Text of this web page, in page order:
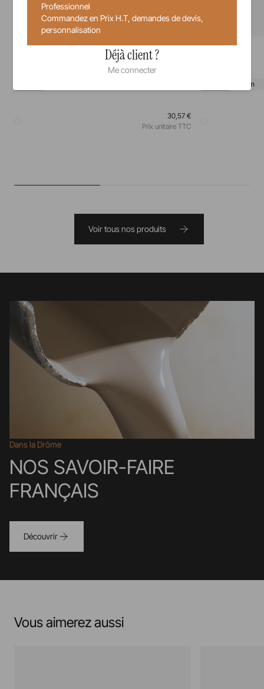
Madeleine
30,57 €
Prix unitaire TTC
Madeleine
28 cm
Voir tous nos produits
Dans la Drôme
NOS SAVOIR-FAIRE
FRANÇAIS
Découvrir
Vous aimerez aussi
Professionnel
Commandez en Prix H.T, demandes de devis,
personnalisation
Déjà client ?
Me connecter